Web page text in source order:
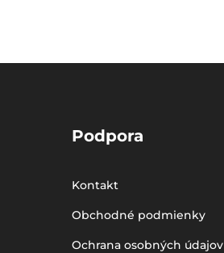
Podpora
Kontakt
Obchodné podmienky
Ochrana osobných údajov